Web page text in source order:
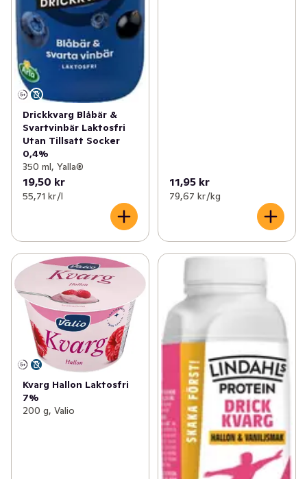
Drickkvarg Blåbär &
Svartvinbär Laktosfri
Utan Tillsatt Socker
0,4%
350 ml, Yalla®
19,50 kr
55,71 kr /l
11,95 kr
79,67 kr /kg
Kvarg Hallon Laktosfri
7%
200 g, Valio